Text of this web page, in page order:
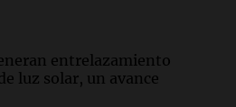
entrelazamiento
luz solar, un avance